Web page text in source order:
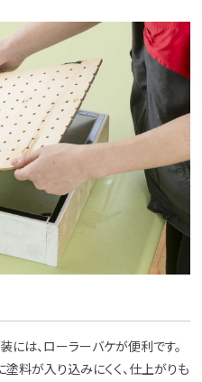
は、ローラーバケが便利です。
料が入り込みにくく、仕上がりも